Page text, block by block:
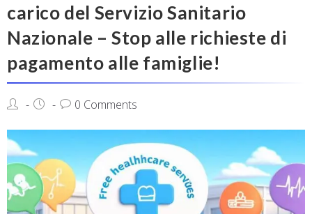
carico del Servizio Sanitario
Nazionale – Stop alle richieste di
pagamento alle famiglie!
0 Comments